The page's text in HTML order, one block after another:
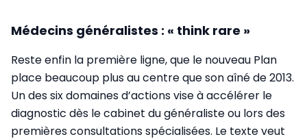
Médecins généralistes : « think rare »
Reste enfin la première ligne, que le nouveau Plan
place beaucoup plus au centre que son aîné de 2013.
Un des six domaines d’actions vise à accélérer le
diagnostic dès le cabinet du généraliste ou lors des
premières consultations spécialisées. Le texte veut